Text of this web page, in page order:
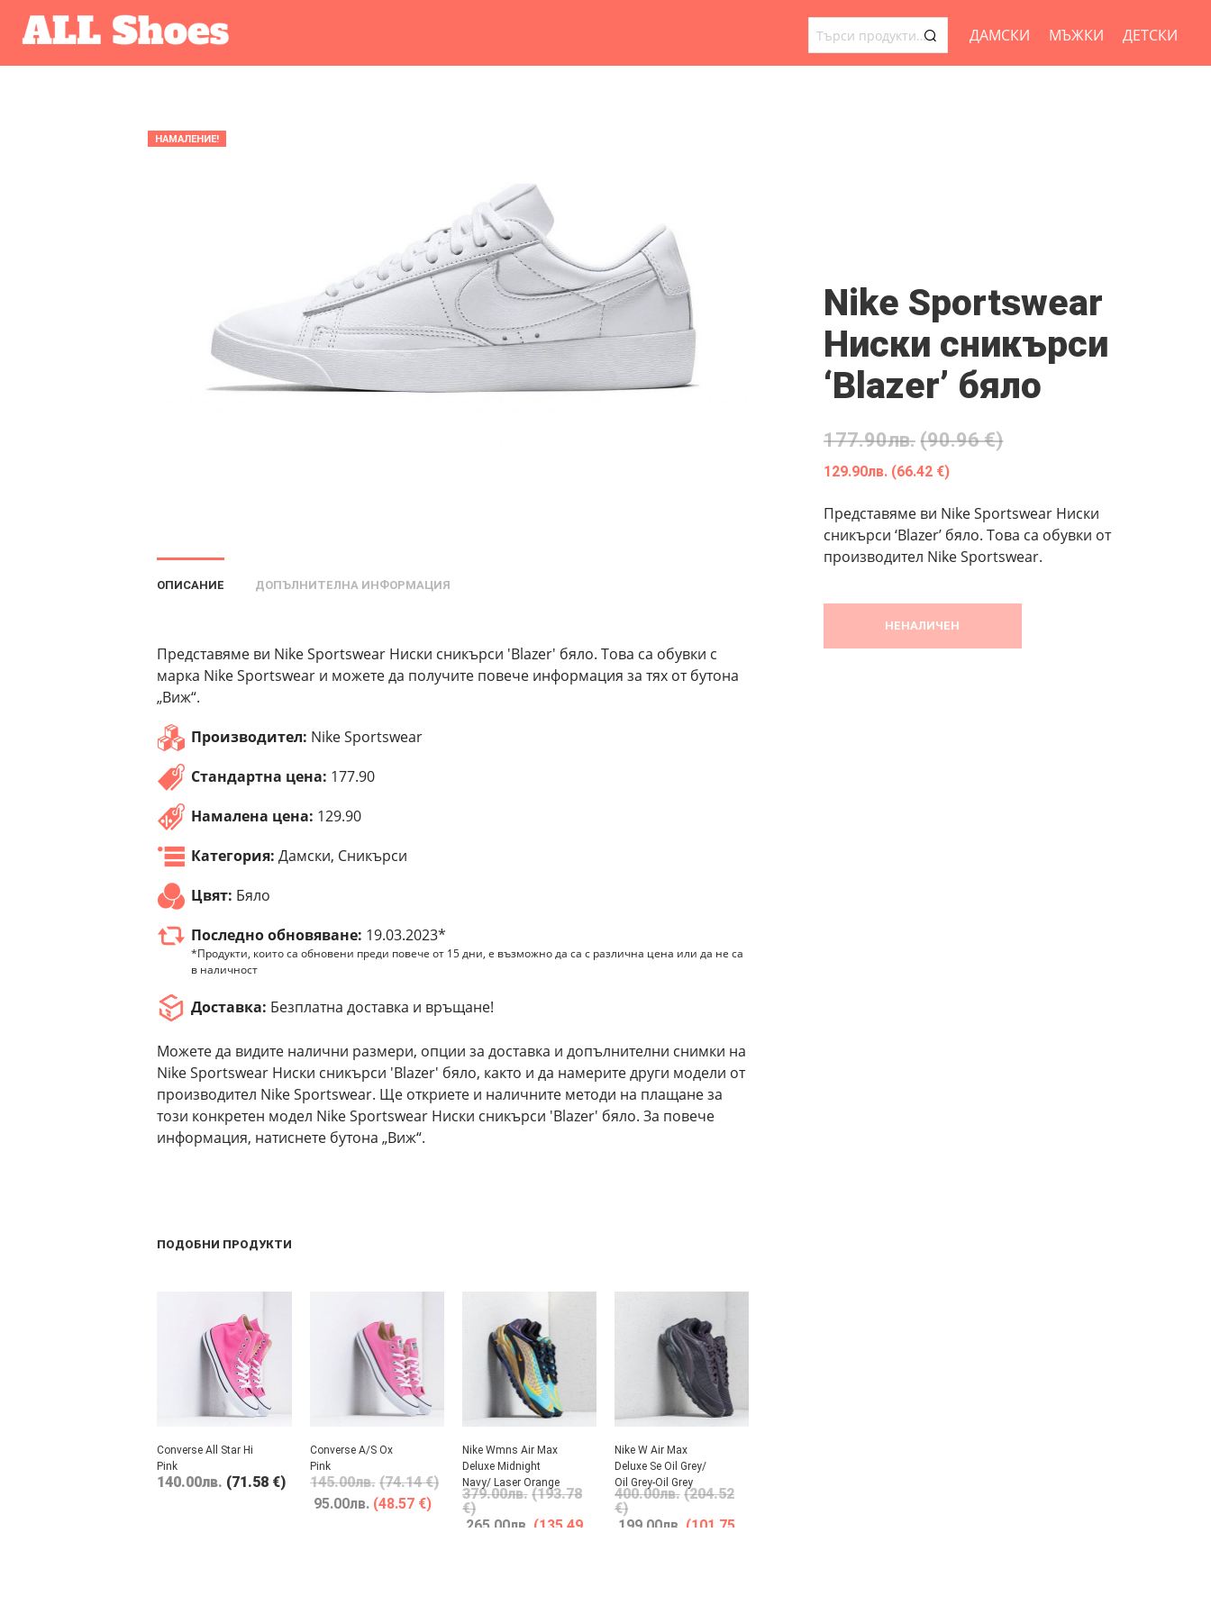
ТЪРСЕНЕ
ДАМСКИ МЪЖКИ ДЕТСКИ
НАМАЛЕНИЕ!
Nike Sportswear
Ниски сникърси
‘Blazer’ бяло
177.90лв. (90.96 €)
129.90лв. (66.42 €)
Представяме ви Nike Sportswear Ниски
сникърси ‘Blazer’ бяло. Това са обувки от
производител Nike Sportswear.
НЕНАЛИЧЕН
ОПИСАНИЕ ДОПЪЛНИТЕЛНА ИНФОРМАЦИЯ
Представяме ви Nike Sportswear Ниски сникърси 'Blazer' бяло. Това са обувки с
марка Nike Sportswear и можете да получите повече информация за тях от бутона
„Виж“.
Производител: Nike Sportswear
Стандартна цена: 177.90
Намалена цена: 129.90
Категория: Дамски, Сникърси
Цвят: Бяло
Последно обновяване: 19.03.2023*
*Продукти, които са обновени преди повече от 15 дни, е възможно да са с различна цена или да не са
в наличност
Доставка: Безплатна доставка и връщане!
Можете да видите налични размери, опции за доставка и допълнителни снимки на
Nike Sportswear Ниски сникърси 'Blazer' бяло, както и да намерите други модели от
производител Nike Sportswear. Ще откриете и наличните методи на плащане за
този конкретен модел Nike Sportswear Ниски сникърси 'Blazer' бяло. За повече
информация, натиснете бутона „Виж“.
ПОДОБНИ ПРОДУКТИ
Converse All Star Hi
Pink
140.00лв. (71.58 €)
Converse A/S Ox
Pink
145.00лв. (74.14 €)
95.00лв. (48.57 €)
Nike Wmns Air Max
Deluxe Midnight
Navy/ Laser Orange
379.00лв. (193.78
€)
265.00лв. (135.49
Nike W Air Max
Deluxe Se Oil Grey/
Oil Grey-Oil Grey
400.00лв. (204.52
€)
199.00лв. (101.75